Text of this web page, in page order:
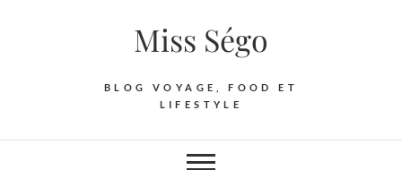
Miss Ségo
BLOG VOYAGE, FOOD ET
LIFESTYLE